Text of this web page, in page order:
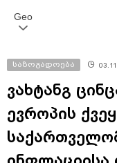
Geo
საზოგადოება
ვახტანგ
ევროპის